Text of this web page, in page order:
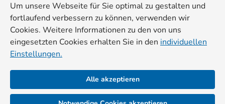
Um unsere Webseite für Sie optimal zu gestalten und
fortlaufend verbessern zu können, verwenden wir
Cookies. Weitere Informationen zu den von uns
eingesetzten Cookies erhalten Sie in den individuellen
Einstellungen.
Alle akzeptieren